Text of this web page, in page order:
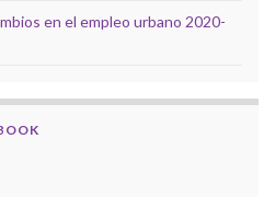
en el empleo urbano 2020-